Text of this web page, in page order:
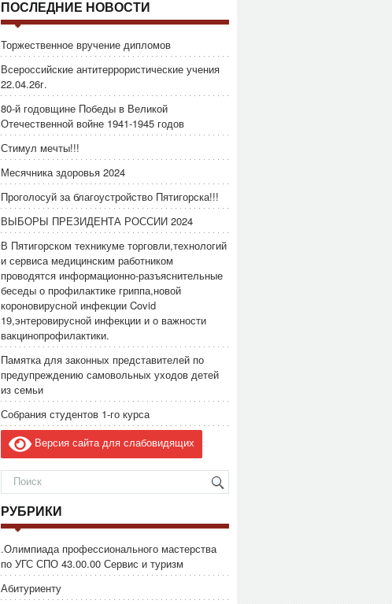
ПОСЛЕДНИЕ НОВОСТИ
Торжественное вручение дипломов
Всероссийские антитеррористические учения
22.04.26г.
80-й годовщине Победы в Великой
Отечественной войне 1941-1945 годов
Стимул мечты!!!
Месячника здоровья 2024
Проголосуй за благоустройство Пятигорска!!!
ВЫБОРЫ ПРЕЗИДЕНТА РОССИИ 2024
В Пятигорском техникуме торговли,технологий
и сервиса медицинским работником
проводятся информационно-разъяснительные
беседы о профилактике гриппа,новой
короновирусной инфекции Covid
19,энтеровирусной инфекции и о важности
вакцинопрофилактики.
Памятка для законных представителей по
предупреждению самовольных уходов детей
из семьи
Собрания студентов 1-го курса
Версия сайта для слабовидящих
РУБРИКИ
.Олимпиада профессионального мастерства
по УГС СПО 43.00.00 Сервис и туризм
Абитуриенту